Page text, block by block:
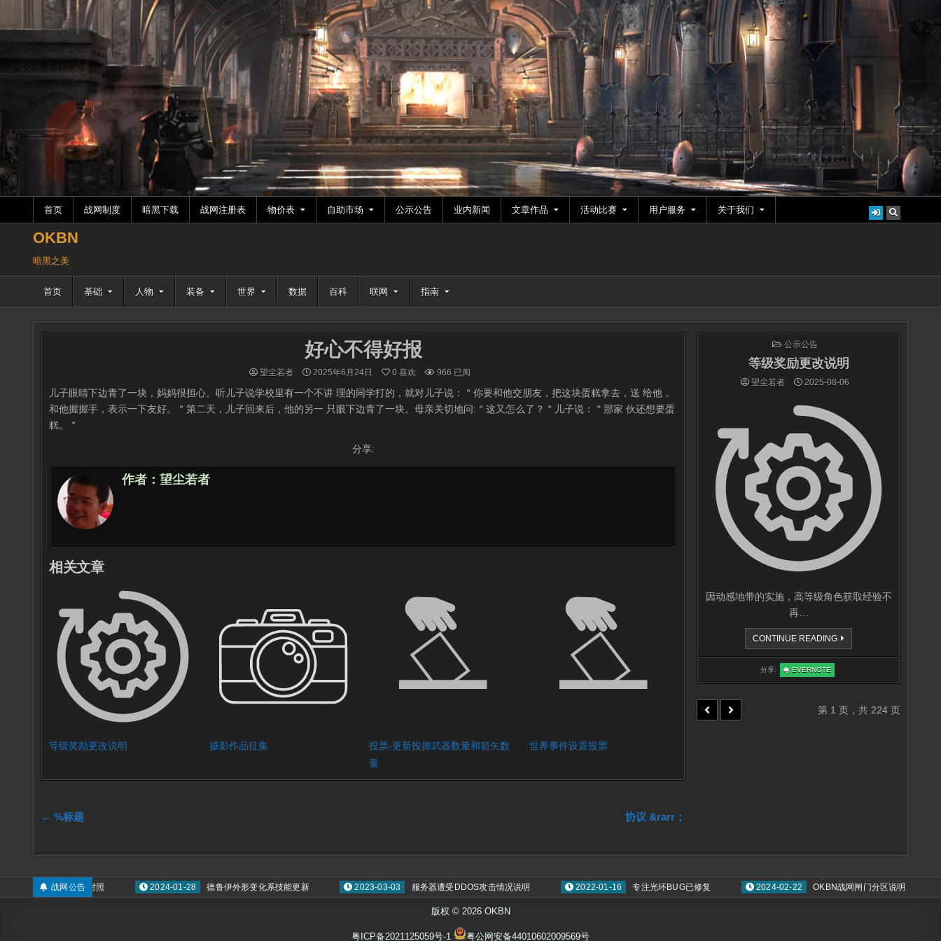
首页 战网制度 暗黑下载 战网注册表 物价表 自助市场 公示公告 业内新闻 文章作品 活动比赛 用户服务 关于我们
OKBN
暗黑之美
首页 基础 人物 装备 世界 数据 百科 联网 指南
好心不得好报
望尘若者 2025年6月24日 0喜欢 966 已阅
儿子眼睛下边青了一块，妈妈很担心。听儿子说学校里有一个不讲 理的同学打的，就对儿子说：＂你要和他交朋友，把这块蛋糕拿去，送 给他，
和他握握手，表示一下友好。＂第二天，儿子回来后，他的另一 只眼下边青了一块。母亲关切地问:＂这又怎么了？＂儿子说：＂那家 伙还想要蛋
糕。＂
分享:
作者： 望尘若者
相关文章
等级奖励更改说明 摄影作品征集
投票-更新投掷武器数量和箭矢数
量
世界事件设置投票
文
导
航
协议 &rarr；
← %标题
发
于
公示公告
等级奖励更改说明
望尘若者 2025-08-06
因动感地带的实施，高等级角色获取经验不
再…
CONTINUE READING等
级
奖
分享: EVERNOTE:
等
级
改
第 1 页，共 224 页
战网公告
投掷类武器数量对照 2024-01-28 德鲁伊外形变化系技能更新 2023-03-03 服务器遭受DDOS攻击情况说明 2022-01-16 专注光环BUG已修复 2024-02-22 OKBN战网闸门分区说明
版权 © 2026 OKBN
粤ICP备2021125059号-1 粤公网安备44010602009569号